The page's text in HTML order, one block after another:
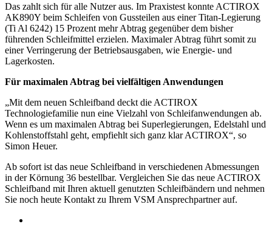
Das zahlt sich für alle Nutzer aus. Im Praxistest konnte ACTIROX
AK890Y beim Schleifen von Gussteilen aus einer Titan-Legierung
(Ti Al 6242) 15 Prozent mehr Abtrag gegenüber dem bisher
führenden Schleifmittel erzielen. Maximaler Abtrag führt somit zu
einer Verringerung der Betriebsausgaben, wie Energie- und
Lagerkosten.
Für maximalen Abtrag bei vielfältigen Anwendungen
„Mit dem neuen Schleifband deckt die ACTIROX
Technologiefamilie nun eine Vielzahl von Schleifanwendungen ab.
Wenn es um maximalen Abtrag bei Superlegierungen, Edelstahl und
Kohlenstoffstahl geht, empfiehlt sich ganz klar ACTIROX“, so
Simon Heuer.
Ab sofort ist das neue Schleifband in verschiedenen Abmessungen
in der Körnung 36 bestellbar. Vergleichen Sie das neue ACTIROX
Schleifband mit Ihren aktuell genutzten Schleifbändern und nehmen
Sie noch heute Kontakt zu Ihrem VSM Ansprechpartner auf.